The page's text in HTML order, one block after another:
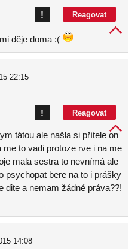
Reagovat
!
děje doma :(
22:15
Reagovat
!
tátou ale našla si přítele on
to vadi protoze rve i na me
mala sestra to nevnímá ale
psychopat bere na to i prášky
dite a nemam žádné práva??!
14:08